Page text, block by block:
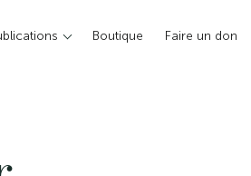
Boutique Faire un don